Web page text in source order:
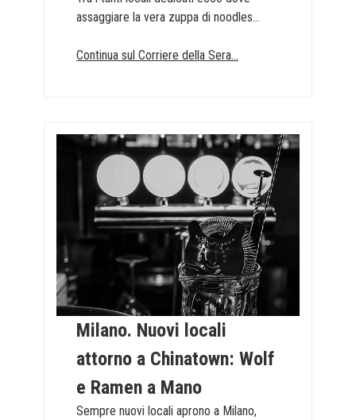
assaggiare la vera zuppa di noodles...
Continua sul Corriere della Sera...
Milano. Nuovi locali
attorno a Chinatown: Wolf
e Ramen a Mano
Sempre nuovi locali aprono a Milano,